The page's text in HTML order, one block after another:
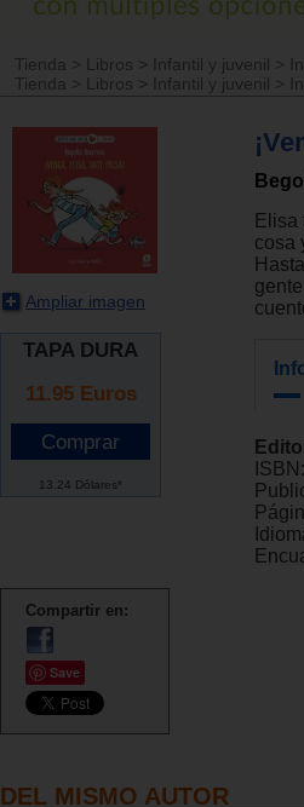
Tienda > Libros > Infantil y juvenil >
Tienda
> Libros > Infantil y juvenil >
Ampliar imagen
TAPA DURA
11.95 Euros
13.24 Dólares*
Compartir en:
Save
Elisa
cosa
ISBN:
DEL MISMO AUTOR